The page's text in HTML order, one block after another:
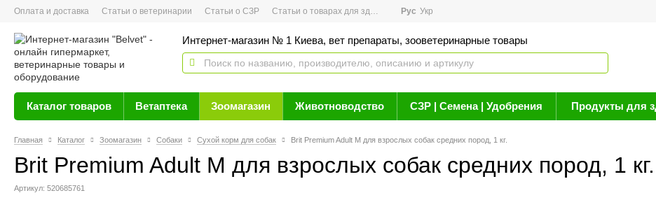
Оплата и доставка Статьи о ветеринарии Статьи о СЗР Статьи о товарах для здоровья Новости
Рус Укр
Интернет-магазин № 1 Киева, вет препараты, зооветеринарные товары
Каталог товаров Ветаптека Зоомагазин Животноводство СЗР | Семена | Удобрения Продукты для
Главная Каталог Зоомагазин Собаки Сухой корм для собак Brit Premium Adult M для взрослых собак средних пород, 1 кг.
Brit Premium Adult M для взрослых собак средних пород, 1 кг.
Артикул: 520685761